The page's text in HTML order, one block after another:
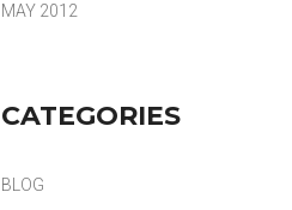
MAY 2012
CATEGORIES
BLOG